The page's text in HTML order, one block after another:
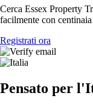
Cerca Essex Property
facilmente con
Registrati ora
Pensato per